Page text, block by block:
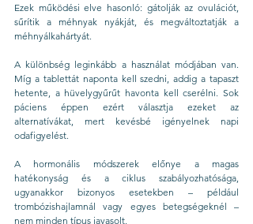
Ezek működési elve hasonló: gátolják az ovulációt,
sűrítik a méhnyak nyákját, és megváltoztatják a
méhnyálkahártyát.
A különbség leginkább a használat módjában van.
Míg a tablettát naponta kell szedni, addig a tapaszt
hetente, a hüvelygyűrűt havonta kell cserélni. Sok
páciens éppen ezért választja ezeket az
alternatívákat, mert kevésbé igényelnek napi
odafigyelést.
A hormonális módszerek előnye a magas
hatékonyság és a ciklus szabályozhatósága,
ugyanakkor bizonyos esetekben – például
trombózishajlamnál vagy egyes betegségeknél –
nem minden típus javasolt.